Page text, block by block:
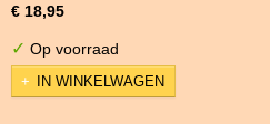
€ 18,95
✓ Op voorraad
IN WINKELWAGEN